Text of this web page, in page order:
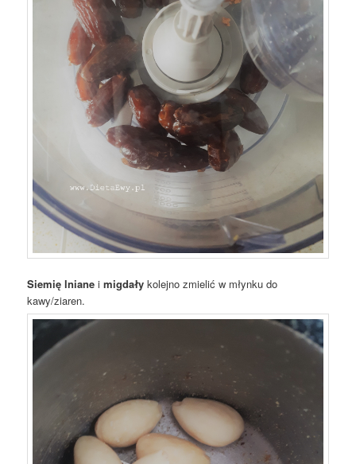
Siemię lniane imigdały kolejno zmielić w młynku do
kawy/ziaren.